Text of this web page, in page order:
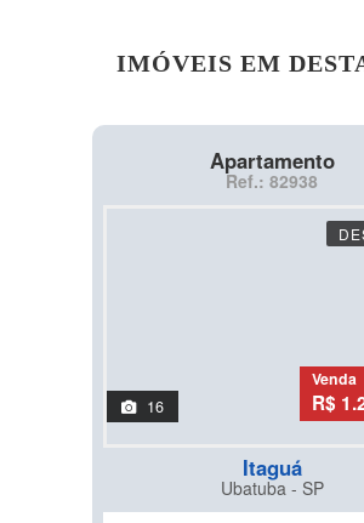
IMÓVEIS EM
Apartamento
Ref.: 82938
16
Venda
R$
Itaguá
Ubatuba - SP